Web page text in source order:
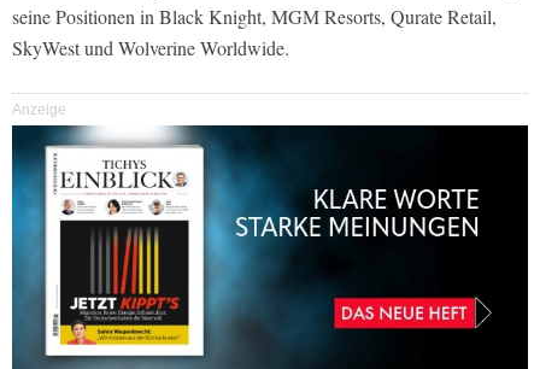
seine Positionen in Black Knight, MGM Resorts, Qurate Retail,
SkyWest und Wolverine Worldwide.
Anzeige